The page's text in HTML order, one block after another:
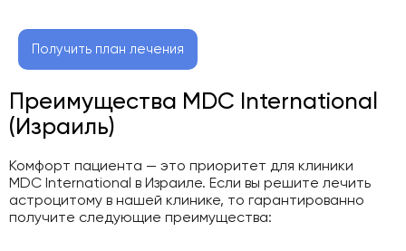
Получить план лечения
Преимущества MDC International
(Израиль)
Комфорт пациента — это приоритет для клиники
MDC International в Израиле. Если вы решите лечить
астроцитому в нашей клинике, то гарантированно
получите следующие преимущества: